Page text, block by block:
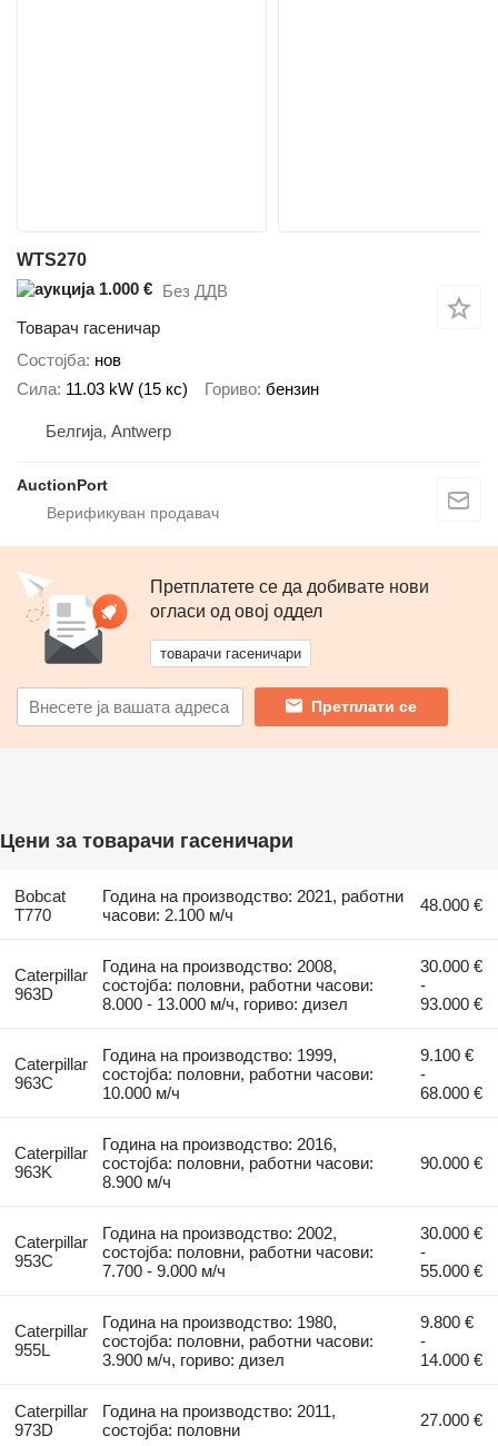
WTS270
1.000 € Без ДДВ
Товарач гасеничар
Состојба нов
Сила 11.03 kW (15 кс) Гориво бензин
Белгија, Antwerp
AuctionPort
Претплатете се да добивате нови
огласи од овој оддел
товарачи гасеничари
Претплати се
Цени за товарачи гасеничари
Bobcat
T770
Година на производство: 2021, работни
часови: 2.100 м/ч
48.000 €
Caterpillar
963D
Година на производство: 2008,
состојба: половни, работни часови:
8.000 - 13.000 м/ч, гориво: дизел
30.000 €
-
93.000 €
Caterpillar
963C
Година на производство: 1999,
состојба: половни, работни часови:
10.000 м/ч
9.100 €
-
68.000 €
Caterpillar
963K
Година на производство: 2016,
состојба: половни, работни часови:
8.900 м/ч
90.000 €
Caterpillar
953C
Година на производство: 2002,
состојба: половни, работни часови:
7.700 - 9.000 м/ч
30.000 €
-
55.000 €
Caterpillar
955L
Година на производство: 1980,
состојба: половни, работни часови:
3.900 м/ч, гориво: дизел
9.800 €
-
14.000 €
Caterpillar
973D
Година на производство: 2011,
состојба: половни
27.000 €